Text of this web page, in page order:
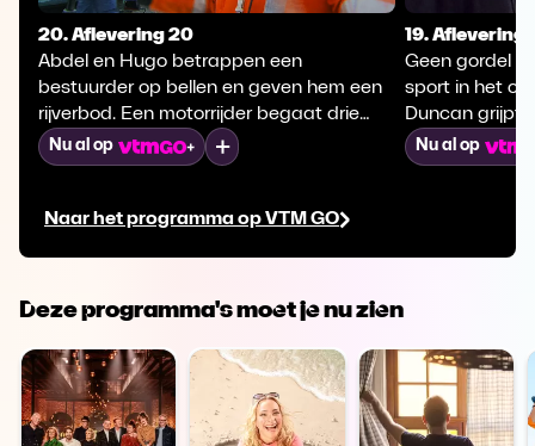
Naar het programma op VTM GO
20. Aflevering 20
Abdel en Hugo betrappen een
bestuurder op bellen en geven hem een
rijverbod. Een motorrijder begaat drie
overtredingen en krijgt zeshonderd euro
boete plus drie weken rijverbod. Intussen
gehouden.
Nu al op
19. Aflevering
Geen gordel
sport in het
Duncan grijpt
verboden is,
gebeurt er
Nu al op
Deze programma's moet je nu zien